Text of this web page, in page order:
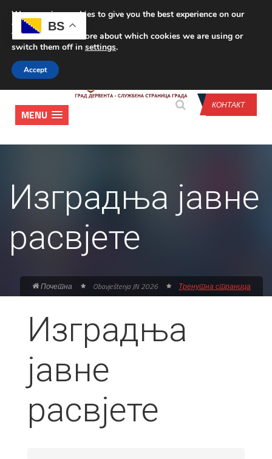
CONTACT US
КОНТАКТ
MENU
Изградња јавне
расвјете
Почетна Obavještenja JN 2026 Тренутна страница
Изградња
јавне
расвјете
BS
We are using cookies to give you the best experience on our
website.
You can find out more about which cookies we are using or
switch them off in settings.
Accept